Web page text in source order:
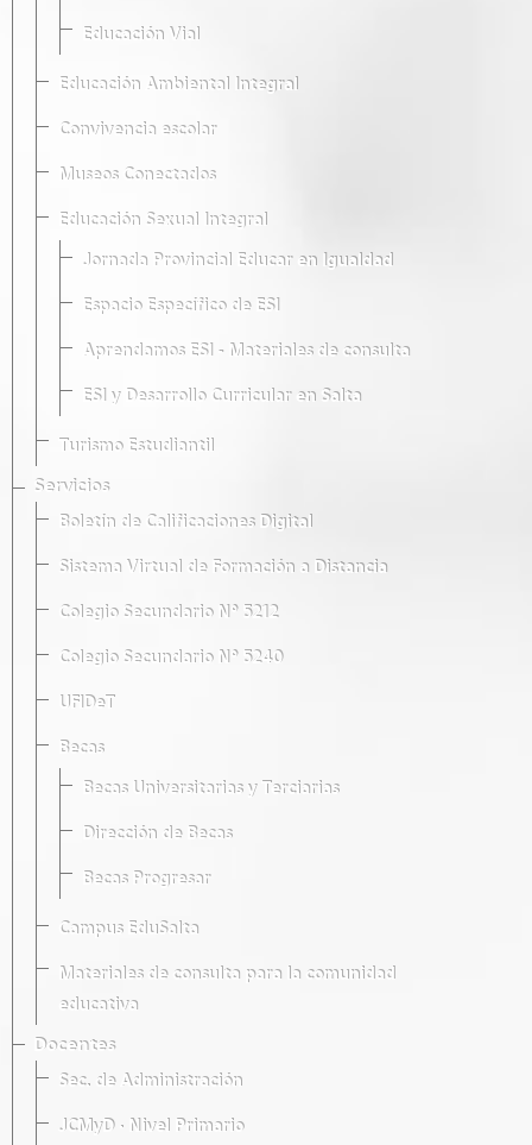
Educación Vial
Educación Ambiental Integral
Convivencia escolar
Museos Conectados
Educación Sexual Integral
Jornada Provincial Educar en Igualdad
Espacio Específico de ESI
Aprendamos ESI - Materiales de consulta
ESI y Desarrollo Curricular en Salta
Turismo Estudiantil
Servicios
Boletín de Calificaciones Digital
Sistema Virtual de Formación a Distancia
Colegio Secundario Nº 5212
Colegio Secundario Nº 5240
UFIDeT
Becas
Becas Universitarias y Terciarias
Dirección de Becas
Becas Progresar
Campus EduSalta
Materiales de consulta para la comunidad
educativa
Docentes
Sec. de Administración
JCMyD · Nivel Primario